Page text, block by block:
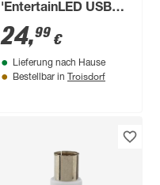
'EntertainLED USB
TV RGB+' 65 Zoll 4
W schwarz
24,99 €
Lieferung nach Hause
Bestellbar in Troisdorf